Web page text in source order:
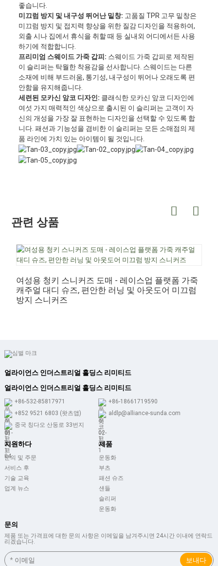
좋습니다.
미끄럼 방지 및 내구성 뛰어난 밑창: 고품질 TPR 고무 밑창은
미끄럼 방지 및 접지력 향상을 위한 질감 디자인을 적용하여,
외출 시나 집에서 휴식을 취할 때 등 실내외 어디에서든 사용
하기에 적합합니다.
프리미엄 스웨이드 가죽 갑피: 스웨이드 가죽 갑피로 제작된
이 슬리퍼는 탁월한 착용감을 선사합니다. 스웨이드는 다른
소재에 비해 부드러움, 통기성, 내구성이 뛰어나 오래도록 편
안함을 유지해줍니다.
세련된 모카신 앞코 디자인: 클래식한 모카신 앞코 디자인에
여섯 가지 매력적인 색상으로 출시된 이 슬리퍼는 고객이 자
신의 개성을 가장 잘 표현하는 디자인을 선택할 수 있도록 합
니다. 패션과 기능성을 겸비한 이 슬리퍼는 모든 소매점의 제
품 라인에 가치 있는 아이템이 될 것입니다.
관련 상품
여성용 청키 스니커즈 도매 - 레이스업 플랫폼 가죽
캐주얼 대디 슈즈, 편안한 러닝 및 아웃도어 미끄럼
방지 스니커즈
얼라이언스 인더스트리얼 홀딩스 리미티드
얼라이언스 인더스트리얼 홀딩스 리미티드
+86-532-85817971
+86-18661719590
+852 9521 6803 (왓츠앱)
aldlp@alliance-sunda.com
중국 칭다오 산둥로 33번지
지원하다
문의 및 주문
서비스 후
기술 교육
업계 뉴스
제품
운동화
부츠
패션 슈즈
샌들
슬리퍼
운동화
문의
제품 또는 가격표에 대한 문의 사항은 이메일을 남겨주시면 24시간 이내에 연락드
리겠습니다.
보내다